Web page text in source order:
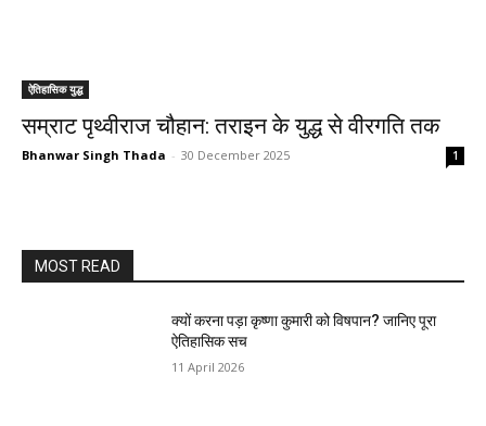
ऐतिहासिक युद्ध
सम्राट पृथ्वीराज चौहान: तराइन के युद्ध से वीरगति तक
Bhanwar Singh Thada - 30 December 2025 1
MOST READ
क्यों करना पड़ा कृष्णा कुमारी को विषपान? जानिए पूरा
ऐतिहासिक सच
11 April 2026